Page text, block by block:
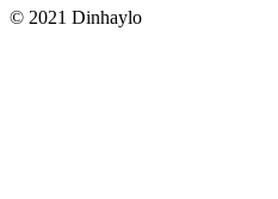
© 2021 Dinhaylo